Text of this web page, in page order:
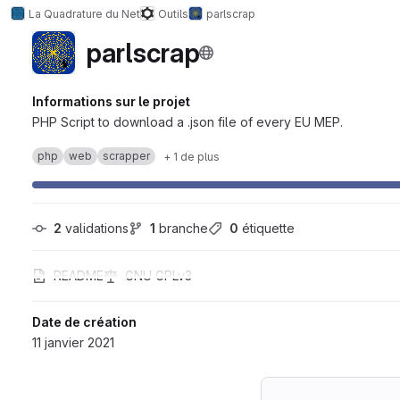
La Quadrature du Net Outils parlscrap
parlscrap
Informations sur le projet
PHP Script to download a .json file of every EU MEP.
php web scrapper + 1 de plus
2 validations 1 branche 0 étiquette
README GNU GPLv3
Date de création
11 janvier 2021